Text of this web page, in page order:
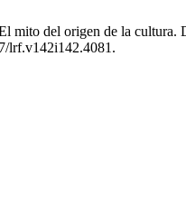
mito del origen de la
lrf.v142i142.4081.